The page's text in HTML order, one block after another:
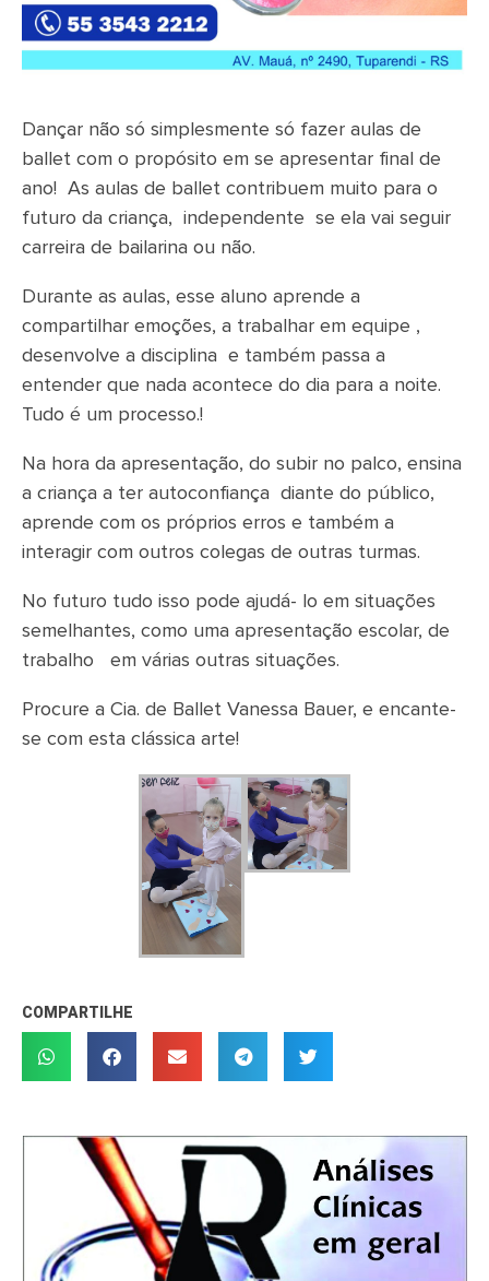
Dançar não só simplesmente só fazer aulas de
ballet com o propósito em se apresentar final de
ano! As aulas de ballet contribuem muito para o
futuro da criança, independente se ela vai seguir
carreira de bailarina ou não.
Durante as aulas, esse aluno aprende a
compartilhar emoções, a trabalhar em equipe ,
desenvolve a disciplina e também passa a
entender que nada acontece do dia para a noite.
Tudo é um processo.!
Na hora da apresentação, do subir no palco, ensina
a criança a ter autoconfiança diante do público,
aprende com os próprios erros e também a
interagir com outros colegas de outras turmas.
No futuro tudo isso pode ajudá- lo em situações
semelhantes, como uma apresentação escolar, de
trabalho em várias outras situações.
Procure a Cia. de Ballet Vanessa Bauer, e encante-
se com esta clássica arte!
COMPARTILHE